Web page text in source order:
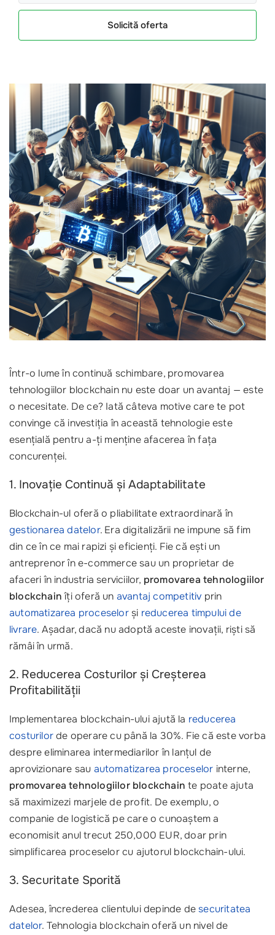
Solicită oferta
Într-o lume în continuă schimbare, promovarea
tehnologiilor blockchain nu este doar un avantaj — este
o necesitate. De ce? Iată câteva motive care te pot
convinge că investiția în această tehnologie este
esențială pentru a-ți menține afacerea în fața
concurenței.
1. Inovație Continuă și Adaptabilitate
Blockchain-ul oferă o pliabilitate extraordinară în
gestionarea datelor. Era digitalizării ne impune să fim
din ce în ce mai rapizi și eficienți. Fie că ești un
antreprenor în e-commerce sau un proprietar de
afaceri în industria serviciilor, promovarea tehnologiilor
blockchainîți oferă un avantaj competitiv prin
automatizarea proceselorși reducerea timpului de
livrare. Așadar, dacă nu adoptă aceste inovații, riști să
rămâi în urmă.
2. Reducerea Costurilor și Creșterea
Profitabilității
Implementarea blockchain-ului ajută la reducerea
costurilorde operare cu până la 30%. Fie că este vorba
despre eliminarea intermediarilor în lanțul de
aprovizionare sau automatizarea proceselor interne,
promovarea tehnologiilor blockchain te poate ajuta
să maximizezi marjele de profit. De exemplu, o
companie de logistică pe care o cunoaștem a
economisit anul trecut 250,000 EUR, doar prin
simplificarea proceselor cu ajutorul blockchain-ului.
3. Securitate Sporită
Adesea, încrederea clientului depinde desecuritatea
datelor. Tehnologia blockchain oferă un nivel de